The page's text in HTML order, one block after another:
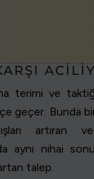
terimi ve
içe geçer. Bunda
artıran ve
aynı nihai
talep.